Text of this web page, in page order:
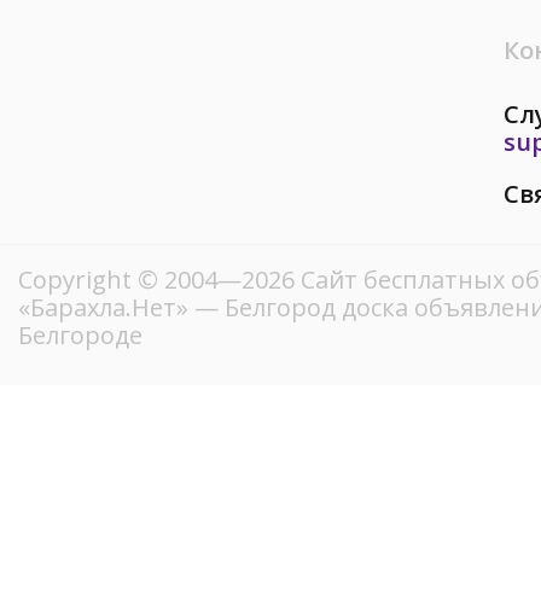
Copyright © 2004—2026 Сайт бесплатных
«Барахла.Нет» — Белгород доска
Белгороде